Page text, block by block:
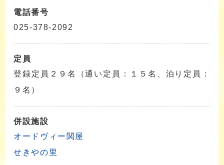
電話番号
025-378-2092
定員
登録定員２９名（通い定員：１５名、泊り定員：
９名）
併設施設
オードヴィー関屋
せきやの里